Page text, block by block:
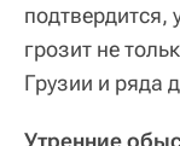
подтвердится,
грозит не
Грузии и ряда
Утренние